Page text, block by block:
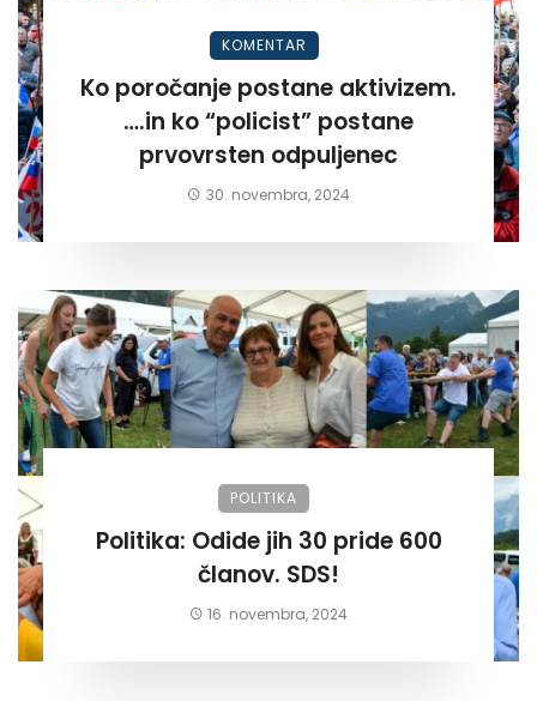
KOMENTAR
Ko poročanje postane aktivizem.
….in ko “policist” postane
prvovrsten odpuljenec
30. novembra, 2024
POLITIKA
Politika: Odide jih 30 pride 600
članov. SDS!
16. novembra, 2024